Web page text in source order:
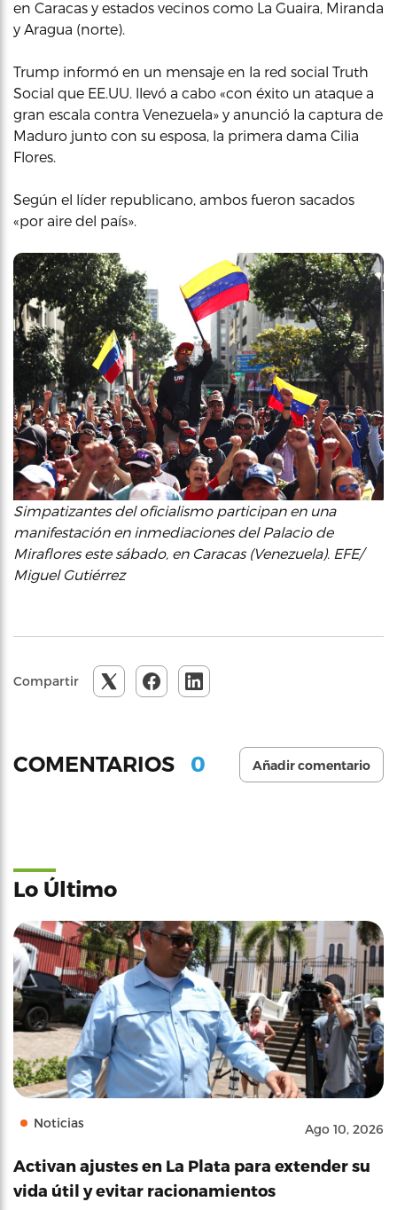
en Caracas y estados vecinos como La Guaira, Miranda
y Aragua (norte).
Trump informó en un mensaje en la red social Truth
Social que EE.UU. llevó a cabo «con éxito un ataque a
gran escala contra Venezuela» y anunció la captura de
Maduro junto con su esposa, la primera dama Cilia
Flores.
Según el líder republicano, ambos fueron sacados
«por aire del país».
Simpatizantes del oficialismo participan en una
manifestación en inmediaciones del Palacio de
Miraflores este sábado, en Caracas (Venezuela). EFE/
Miguel Gutiérrez
Compartir
COMENTARIOS 0 Añadir comentario
Lo Último
Noticias Ago 10, 2026
Activan ajustes en La Plata para extender su
vida útil y evitar racionamientos